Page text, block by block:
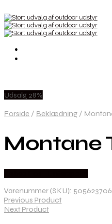
Udsalg 28%
Forside / Beklædning /
Montane
Varenummer (SKU):
Previous Product
Next Product